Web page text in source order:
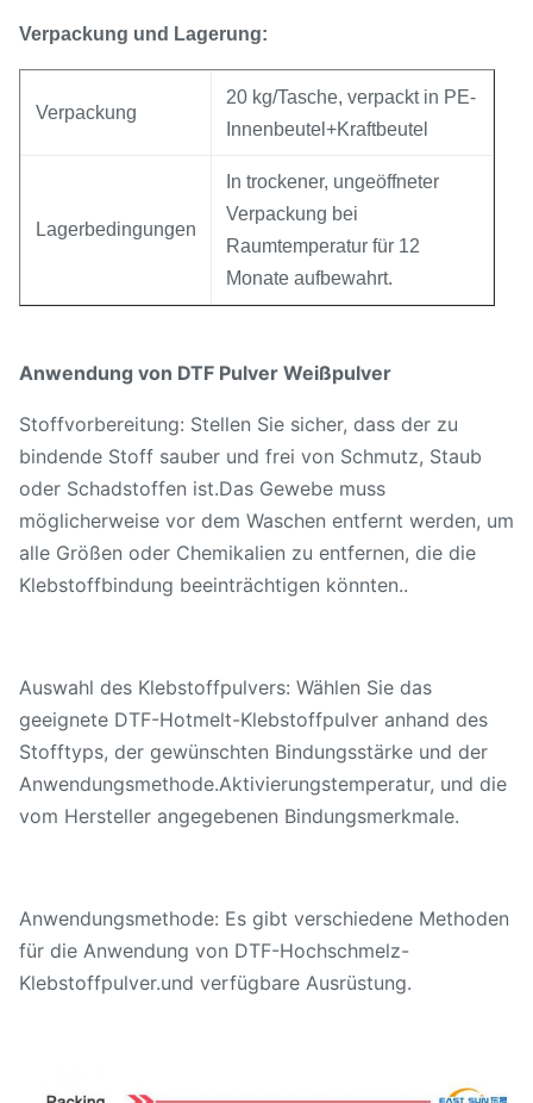
Verpackung und Lagerung:
Verpackung
20 kg/Tasche, verpackt in PE-
Innenbeutel+Kraftbeutel
Lagerbedingungen
In trockener, ungeöffneter
Verpackung bei
Raumtemperatur für 12
Monate aufbewahrt.
Anwendung von DTF Pulver Weißpulver
Stoffvorbereitung: Stellen Sie sicher, dass der zu
bindende Stoff sauber und frei von Schmutz, Staub
oder Schadstoffen ist.Das Gewebe muss
möglicherweise vor dem Waschen entfernt werden, um
alle Größen oder Chemikalien zu entfernen, die die
Klebstoffbindung beeinträchtigen könnten..
Auswahl des Klebstoffpulvers: Wählen Sie das
geeignete DTF-Hotmelt-Klebstoffpulver anhand des
Stofftyps, der gewünschten Bindungsstärke und der
Anwendungsmethode.Aktivierungstemperatur, und die
vom Hersteller angegebenen Bindungsmerkmale.
Anwendungsmethode: Es gibt verschiedene Methoden
für die Anwendung von DTF-Hochschmelz-
Klebstoffpulver.und verfügbare Ausrüstung.